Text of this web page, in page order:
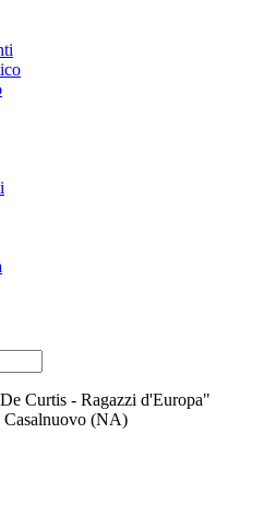
Curtis - Ragazzi d'Europa"
(NA)